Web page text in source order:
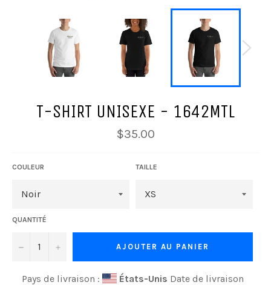
T-SHIRT UNISEXE - 1642MTL
Prix
régulier
$35.00
COULEUR TAILLE
QUANTITÉ
− + AJOUTER AU PANIER
Pays de livraison : États-Unis Date de livraison